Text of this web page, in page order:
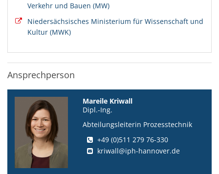
Verkehr und Bauen (MW)
Niedersächsisches Ministerium für Wissenschaft und
Kultur (MWK)
Ansprechperson
Mareile Kriwall
Dipl.-Ing.
Abteilungsleiterin Prozesstechnik
+49 (0)511 279 76-330
kriwall@iph-hannover.de